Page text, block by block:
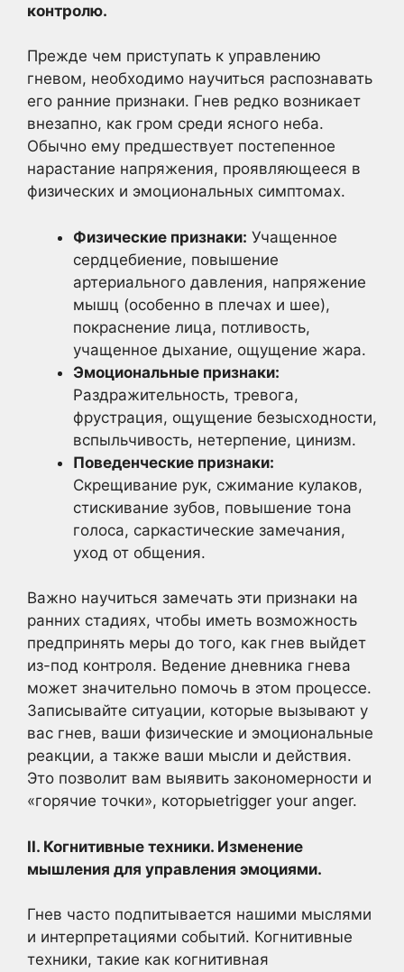
контролю.
Прежде чем приступать к управлению
гневом, необходимо научиться распознавать
его ранние признаки. Гнев редко возникает
внезапно, как гром среди ясного неба.
Обычно ему предшествует постепенное
нарастание напряжения, проявляющееся в
физических и эмоциональных симптомах.
Физические признаки: Учащенное
сердцебиение, повышение
артериального давления, напряжение
мышц (особенно в плечах и шее),
покраснение лица, потливость,
учащенное дыхание, ощущение жара.
Эмоциональные признаки:
Раздражительность, тревога,
фрустрация, ощущение безысходности,
вспыльчивость, нетерпение, цинизм.
Поведенческие признаки:
Скрещивание рук, сжимание кулаков,
стискивание зубов, повышение тона
голоса, саркастические замечания,
уход от общения.
Важно научиться замечать эти признаки на
ранних стадиях, чтобы иметь возможность
предпринять меры до того, как гнев выйдет
из-под контроля. Ведение дневника гнева
может значительно помочь в этом процессе.
Записывайте ситуации, которые вызывают у
вас гнев, ваши физические и эмоциональные
реакции, а также ваши мысли и действия.
Это позволит вам выявить закономерности и
«горячие точки», которыеtrigger your anger.
II. Когнитивные техники. Изменение
мышления для управления эмоциями.
Гнев часто подпитывается нашими мыслями
и интерпретациями событий. Когнитивные
техники, такие как когнитивная